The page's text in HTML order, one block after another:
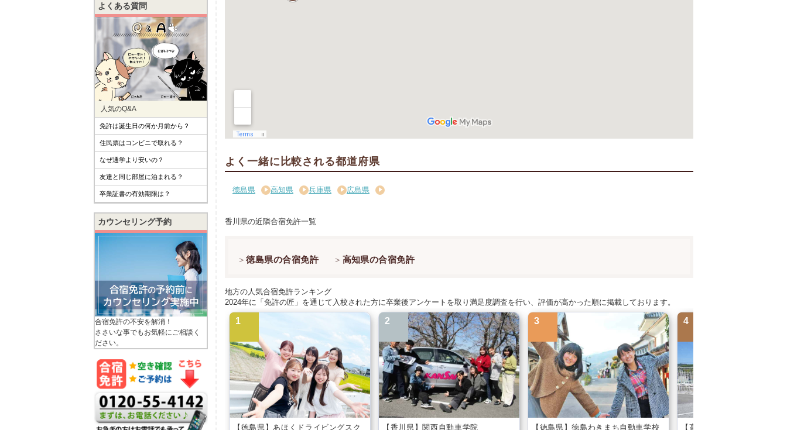
よく一緒に比較される都道府県
徳島県 高知県 兵庫県 広島県
香川県の近隣合宿免許一覧
徳島県の合宿免許 高知県の合宿免許
地方の人気合宿免許ランキング
2024年に「免許の匠」を通じて入校された方に卒業後アンケートを取り満足度調査を行い、評価が高かった順に掲載しております。
【徳島県】あほくドライビングスク 【香川県】関西自動車学院 【徳島県】徳島わきまち自動車学校 【高知県】一宮・高知県自
よくある質問
人気のQ&A
免許は誕生日の何か月前から？
住民票はコンビニで取れる？
なぜ通学より安いの？
友達と同じ部屋に泊まれる？
卒業証書の有効期限は？
カウンセリング予約
合宿免許の不安を解消！
ささいな事でもお気軽にご相談く
ださい。